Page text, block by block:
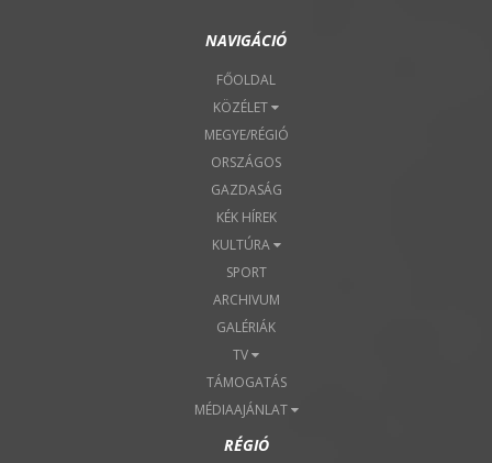
NAVIGÁCIÓ
FŐOLDAL
KÖZÉLET
MEGYE/RÉGIÓ
ORSZÁGOS
GAZDASÁG
KÉK HÍREK
KULTÚRA
SPORT
ARCHIVUM
GALÉRIÁK
TV
TÁMOGATÁS
MÉDIAAJÁNLAT
RÉGIÓ